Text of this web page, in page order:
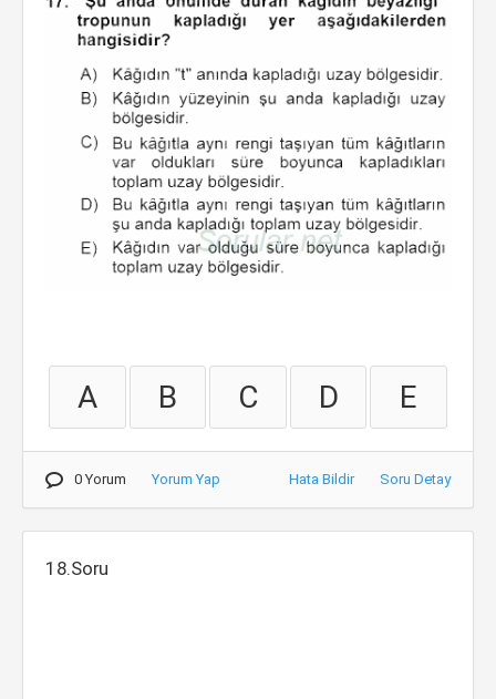
A B C D E
0 Yorum Yorum Yap Hata Bildir Soru Detay
18.Soru